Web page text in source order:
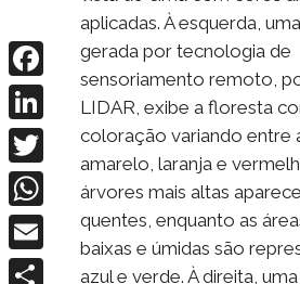
Facebook
LinkedIn
Twitter
WhatsApp
Email